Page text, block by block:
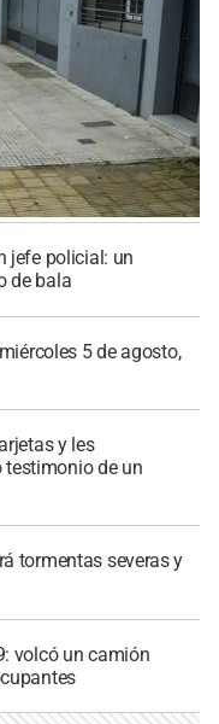
jefe policial: un
de bala
5 de agosto,
y les
testimonio de un
tormentas severas y
volcó un camión